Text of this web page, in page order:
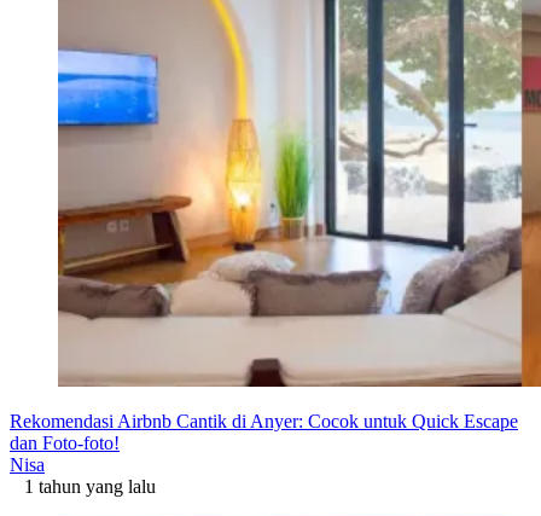
Rekomendasi Airbnb Cantik di Anyer: Cocok untuk Quick Escape
dan Foto-foto!
Nisa
1 tahun yang lalu